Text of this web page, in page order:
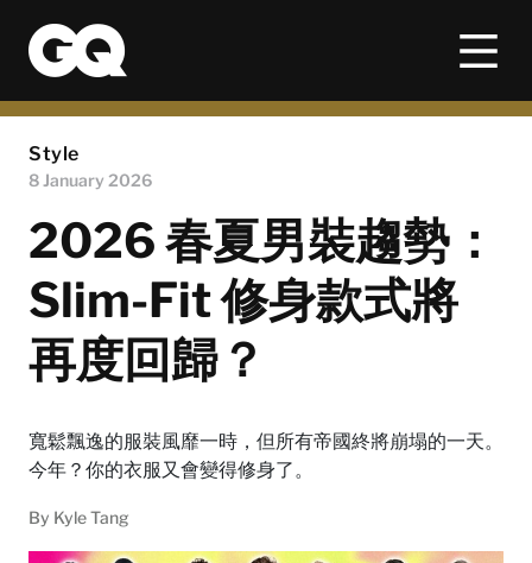
Style
8 January 2026
2026 春夏男裝趨勢：
Slim-Fit 修身款式將
再度回歸？
寬鬆飄逸的服裝風靡一時，但所有帝國終將崩塌的一天。
今年？你的衣服又會變得修身了。
By Kyle Tang